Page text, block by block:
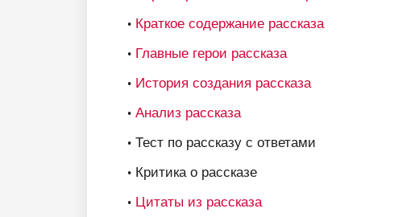
Краткое содержание рассказа
Главные герои рассказа
История создания рассказа
Анализ рассказа
Тест по рассказу с ответами
Критика о рассказе
Цитаты из рассказа